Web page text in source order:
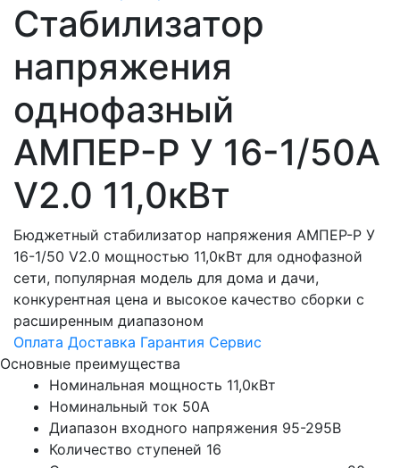
Стабилизатор
напряжения
однофазный
АМПЕР-Р У 16-1/50А
V2.0 11,0кВт
Бюджетный стабилизатор напряжения АМПЕР-Р У
16-1/50 V2.0 мощностью 11,0кВт для однофазной
сети, популярная модель для дома и дачи,
конкурентная цена и высокое качество сборки с
расширенным диапазоном
Оплата Доставка Гарантия Сервис
Основные преимущества
Номинальная мощность 11,0кВт
Номинальный ток 50А
Диапазон входного напряжения 95-295В
Количество ступеней 16